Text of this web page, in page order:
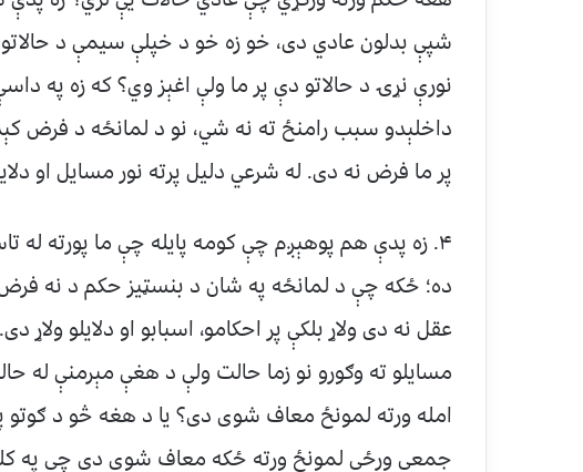
شپې بدلون عادي دی، خو زه خو د خپلې سیمې د حالاتو
نورې نړۍ د حالاتو دې پر ما ولې اغېز وي؟ که زه
داخلېدو سبب رامنځ ته نه شي، نو د لمانځه د فرض
پر ما فرض نه دی. له شرعي دلیل پرته نور مسایل او
۴. زه پدې هم پوهېږم چې کومه پایله چې ما پورته له
ده؛ ځکه چې د لمانځه په شان د بنسټیز حکم د نه
عقل نه دی ولاړ بلکې پر احکامو، اسبابو او دلایلو
مسایلو ته وګورو نو زما حالت ولې د هغې مېرمنې له
امله ورته لمونځ معاف شوی دی؟ یا د هغه څو د
جمعې ورځې لمونځ ورته ځکه معاف شوی دی چې په